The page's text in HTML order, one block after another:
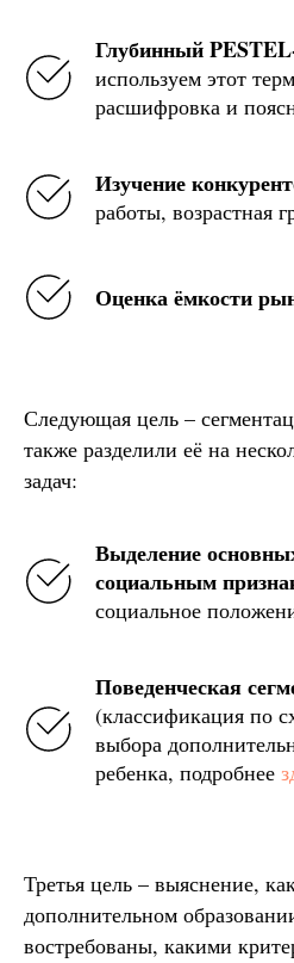
Глубинный
используем этот
расшифровка и
Изучение
работы, возрастная
Оценка ёмкости
Следующая цель –
также разделили её на
задач:
Выделение
социальным
социальное
Поведенческая
(классификация по
выбора
ребенка, подробнее
Третья цель – выяснение,
дополнительном
востребованы, какими